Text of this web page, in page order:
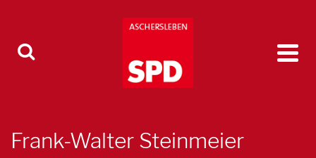
Frank-Walter Steinmeier